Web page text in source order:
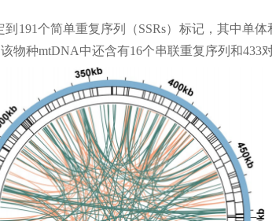
191个简单重复序列（SSRs）标记，其中单
种mtDNA中还含有16个串联重复序列和433